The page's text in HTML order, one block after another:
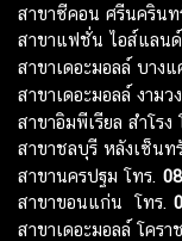
สาขาซีคอน ศรีนครินท
สาขาแฟชั่น ไอส์แลนด์
สาขาเดอะมอลล์ บางแ
สาขาเดอะมอลล์ งามว
สาขาอิมพีเรียล สำโรง
สาขาชลบุรี หลังเซ็นท
สาขานครปฐม โทร.
สาขาขอนแก่น โทร.
สาขาเดอะมอลล์ โครา